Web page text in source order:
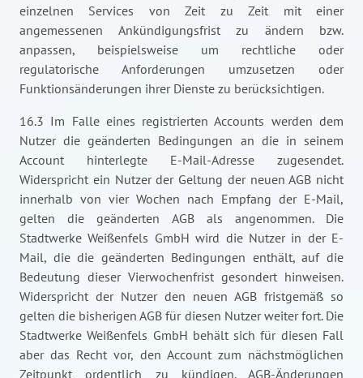
einzelnen Services von Zeit zu Zeit mit einer
angemessenen Ankündigungsfrist zu ändern bzw.
anpassen, beispielsweise um rechtliche oder
regulatorische Anforderungen umzusetzen oder
Funktionsänderungen ihrer Dienste zu berücksichtigen.
16.3 Im Falle eines registrierten Accounts werden dem
Nutzer die geänderten Bedingungen an die in seinem
Account hinterlegte E-Mail-Adresse zugesendet.
Widerspricht ein Nutzer der Geltung der neuen AGB nicht
innerhalb von vier Wochen nach Empfang der E-Mail,
gelten die geänderten AGB als angenommen. Die
Stadtwerke Weißenfels GmbH wird die Nutzer in der E-
Mail, die die geänderten Bedingungen enthält, auf die
Bedeutung dieser Vierwochenfrist gesondert hinweisen.
Widerspricht der Nutzer den neuen AGB fristgemäß so
gelten die bisherigen AGB für diesen Nutzer weiter fort. Die
Stadtwerke Weißenfels GmbH behält sich für diesen Fall
aber das Recht vor, den Account zum nächstmöglichen
Zeitpunkt ordentlich zu kündigen. AGB-Änderungen